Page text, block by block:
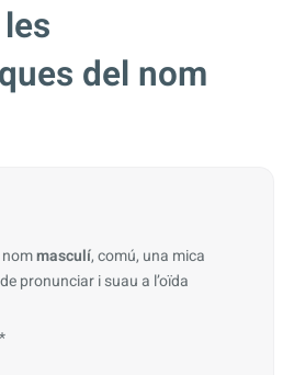
del nom
nommasculí, comú, una mica
pronunciar i suau a l’oïda